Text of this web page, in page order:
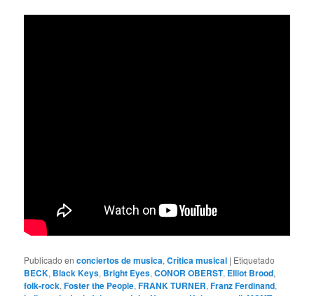
Publicado en conciertos de musica,Crítica musical | Etiquetado
BECK, Black Keys, Bright Eyes,CONOR OBERST, Elliot Brood,
folk-rock,Foster the People,FRANK TURNER,Franz Ferdinand,